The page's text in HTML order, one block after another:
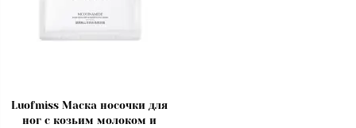
Luofmiss Маска носочки для
ног с козьим молоком и